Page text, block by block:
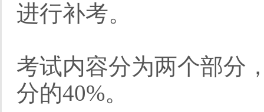
进行补考。
考试内容分为两个部分
分的40%。